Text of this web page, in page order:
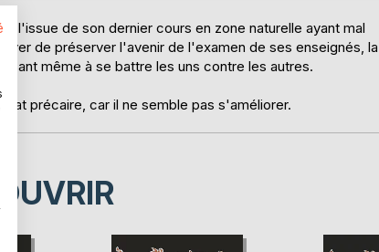
l'issue de son dernier cours en zone naturelle ayant mal
de préserver l'avenir de l'examen de ses enseignés, la
même à se battre les uns contre les autres.
précaire, car il ne semble pas s'améliorer.